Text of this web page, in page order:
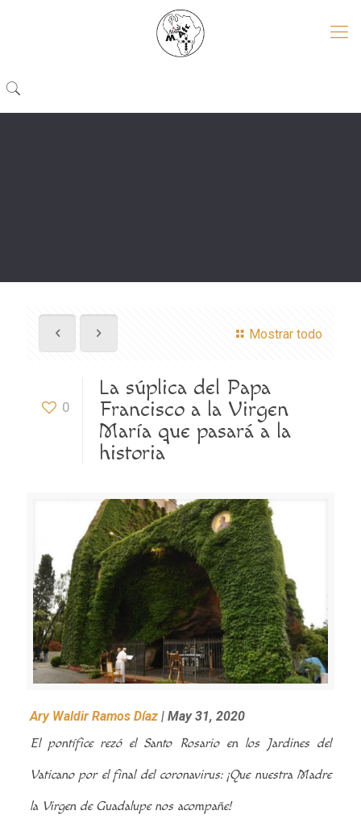
Mostrar todo
0
La súplica del Papa
Francisco a la Virgen
María que pasará a la
historia
Ary Waldir Ramos Díaz| May 31, 2020
El pontífice rezó el Santo Rosario en los Jardines del
Vaticano por el final del coronavirus: ¡Que nuestra Madre
la Virgen de Guadalupe nos acompañe!